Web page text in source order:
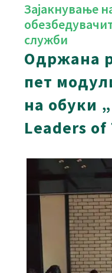
Зајакнување
служби
Одржана
пет
на обуки
Leaders